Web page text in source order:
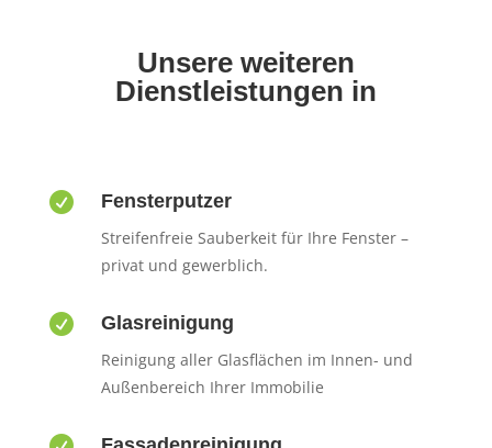
Unsere weiteren
Dienstleistungen in
 Fensterputzer
Streifenfreie Sauberkeit für Ihre Fenster –
privat und gewerblich.
 Glasreinigung
Reinigung aller Glasflächen im Innen- und
Außenbereich Ihrer Immobilie